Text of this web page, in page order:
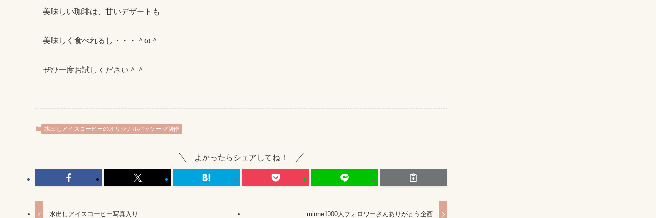
美味しい珈琲は、甘いデザートも
美味しく食べれるし・・・＾ω＾
ぜひ一度お試しください＾＾
水出しアイスコーヒーのオリジナルパッケージ制作
よかったらシェアしてね！
水出しアイスコーヒー写真入り minne1000人フォロワーさんありがとう企画